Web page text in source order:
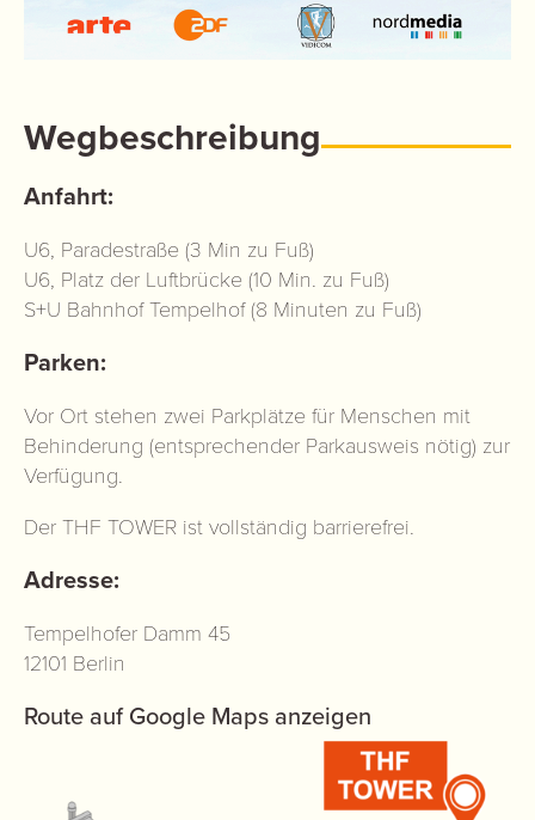
Wegbeschreibung
Anfahrt:
U6, Paradestraße (3 Min zu Fuß)
U6, Platz der Luftbrücke (10 Min. zu Fuß)
S+U Bahnhof Tempelhof (8 Minuten zu Fuß)
Parken:
Vor Ort stehen zwei Parkplätze für Menschen mit
Behinderung (entsprechender Parkausweis nötig) zur
Verfügung.
Der THF TOWER ist vollständig barrierefrei.
Adresse:
Tempelhofer Damm 45
12101 Berlin
Route auf Google Maps anzeigen